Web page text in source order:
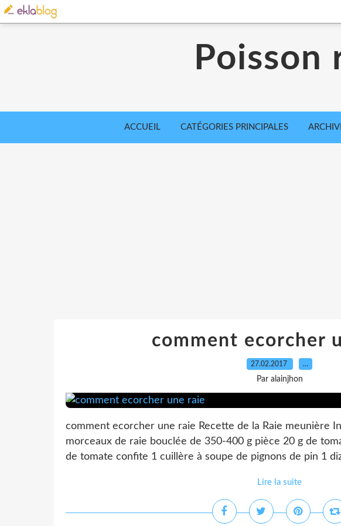
Poisson
ACCUEIL CATÉGORIES PRINCIPALES
comment ecorcher
27.02.2017 …
Par alainjhon
comment ecorcher une raie Recette de la Raie meunière
morceaux de raie bouclée de 350-400 g pièce 20 g de
de tomate confite 1 cuillère à soupe de pignons de pin 1
Lire la suite